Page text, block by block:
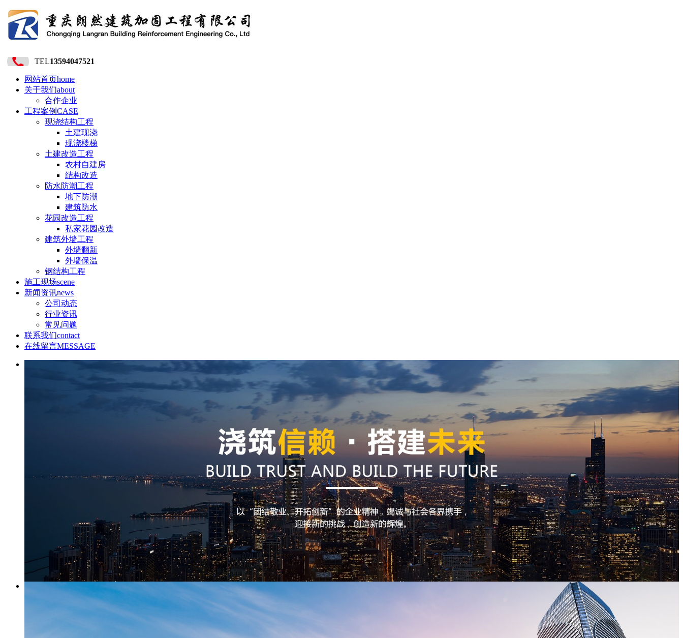
TEL13594047521
网站首页home
关于我们about
合作企业
工程案例CASE
现浇结构工程
土建现浇
现浇楼梯
土建改造工程
农村自建房
结构改造
防水防潮工程
地下防潮
建筑防水
花园改造工程
私家花园改造
建筑外墙工程
外墙翻新
外墙保温
钢结构工程
施工现场scene
新闻资讯news
公司动态
行业资讯
常见问题
联系我们contact
在线留言MESSAGE